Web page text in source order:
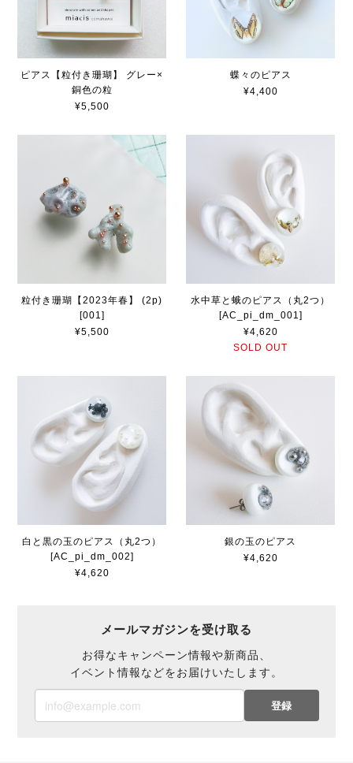
ピアス【粒付き珊瑚】 グレー×
銅色の粒
¥5,500
蝶々のピアス
¥4,400
粒付き珊瑚【2023年春】 (2p)
[001]
¥5,500
水中草と蛾のピアス（丸2つ）
[AC_pi_dm_001]
¥4,620
SOLD OUT
白と黒の玉のピアス（丸2つ）
[AC_pi_dm_002]
¥4,620
銀の玉のピアス
¥4,620
メールマガジンを受け取る
お得なキャンペーン情報や新商品、
イベント情報などをお届けいたします。
登録